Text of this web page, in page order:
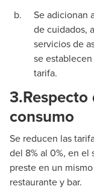
Se adicionan
de cuidados,
servicios de
se
tarifa.
3.
consumo
Se reducen las
del 8% al 0%, en el
preste en un
restaurante y bar.